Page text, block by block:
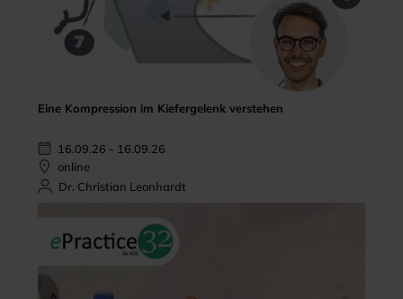
Eine Kompression im Kiefergelenk verstehen
16.09.26 - 16.09.26
online
Dr. Christian Leonhardt